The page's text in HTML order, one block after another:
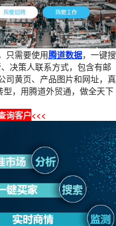
只需要使用腾道数据，一键搜
决策人联系方式，包含有邮
司黄页、产品图片和网址，真
，用腾道外贸通，做全天下
询客户<<<